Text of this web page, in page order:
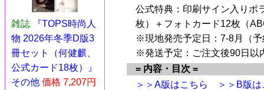
雑誌
『TOPS時尚人
物 2026年冬季D版3
冊セット（何健麒、
公式カード18枚）』
その他 価格 7,207円
公式特典：印刷サイン入りポ
枚）＋フォトカード12枚（
※現地発売予定日：7-8月（
※発送予定：ご注文後90日以
= 内容・目次 =
＞＞A版はこちら
＞＞B版